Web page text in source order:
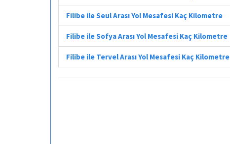
Filibe ile Seul Arası Yol Mesafesi Kaç Kilometre
Filibe ile Sofya Arası Yol Mesafesi Kaç Kilometre
Filibe ile Tervel Arası Yol Mesafesi Kaç Kilometre